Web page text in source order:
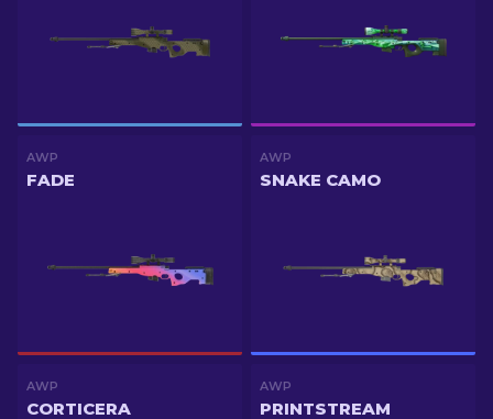
AWP
FADE
AWP
SNAKE CAMO
AWP
CORTICERA
AWP
PRINTSTREAM